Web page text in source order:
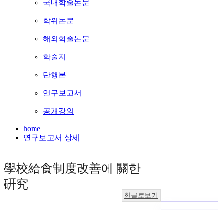
국내학술논문
학위논문
해외학술논문
학술지
단행본
연구보고서
공개강의
home
연구보고서 상세
學校給食制度改善에 關한
硏究
한글로보기